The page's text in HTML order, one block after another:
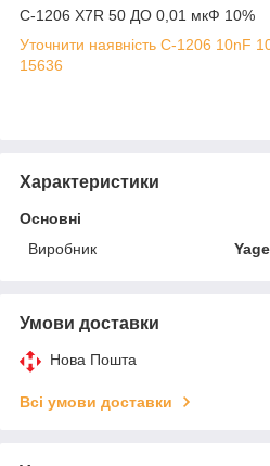
C-1206 X7R 50 ДО 0,01 мкФ 10%
Уточнити наявність C-1206 10nF
15636
Характеристики
Основні
Виробник
Умови доставки
Нова Пошта
Всі умови доставки